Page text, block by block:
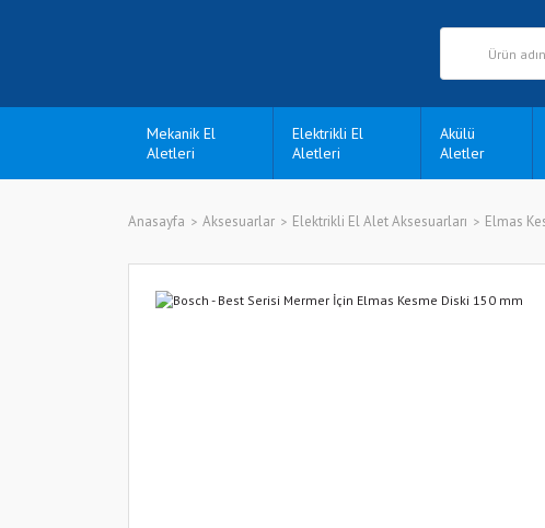
Mekanik El
Aletleri
Elektrikli El
Aletleri
Akülü
Aletler
Anasayfa Aksesuarlar Elektrikli El Alet Aksesuarları Elmas